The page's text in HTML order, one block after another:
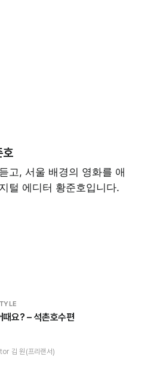
호
고, 서울 배경의 영화를 애
털 에디터 황준호입니다.
때요? – 석촌호수편
김 원(프리랜서)